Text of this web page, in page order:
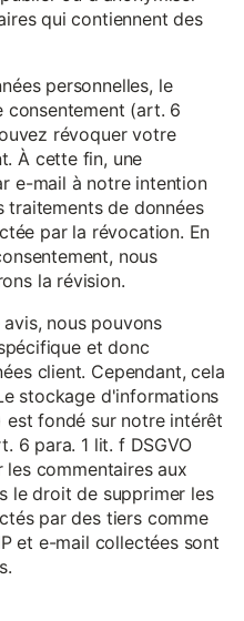
qui contiennent des
personnelles, le
consentement (art. 6
révoquer votre
À cette fin, une
e-mail à notre intention
traitements de données
par la révocation. En
nous
la révision.
nous pouvons
et donc
client. Cependant, cela
stockage d'informations
est fondé sur notre intérêt
6 para. 1 lit. f DSGVO
commentaires aux
le droit de supprimer les
par des tiers comme
et e-mail collectées sont